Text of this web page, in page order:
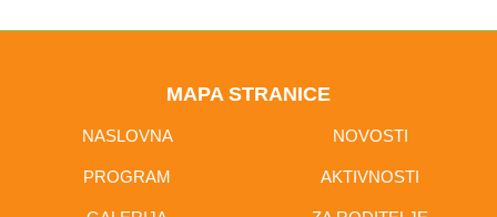
MAPA STRANICE
NASLOVNA NOVOSTI
PROGRAM AKTIVNOSTI